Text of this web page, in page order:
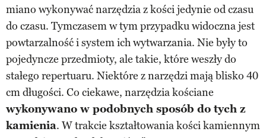
miano wykonywać narzędzia z kości jedynie od czasu
do czasu. Tymczasem w tym przypadku widoczna jest
powtarzalność i system ich wytwarzania. Nie były to
pojedyncze przedmioty, ale takie, które weszły do
stałego repertuaru. Niektóre z narzędzi mają blisko 40
cm długości. Co ciekawe, narzędzia kościane
wykonywano w podobnych sposób do tych z
kamienia. W trakcie kształtowania kości kamiennym